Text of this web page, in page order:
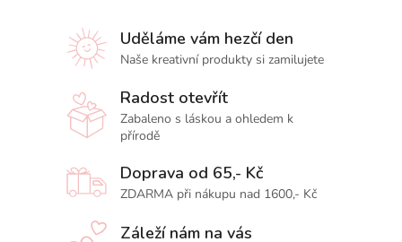
Uděláme vám hezčí den
Naše kreativní produkty si zamilujete
Radost otevřít
Zabaleno s láskou a ohledem k
přírodě
Doprava od 65,- Kč
ZDARMA při nákupu nad 1600,- Kč
Záleží nám na vás